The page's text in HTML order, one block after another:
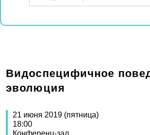
Видоспецифичное
эволюция
21 июня 2019 (пятница)
18:00
Конференц-зал